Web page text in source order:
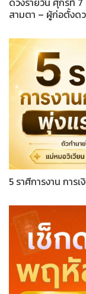
สามตา – ผู้ก่อตั้งด
5 ราศีการงาน การ